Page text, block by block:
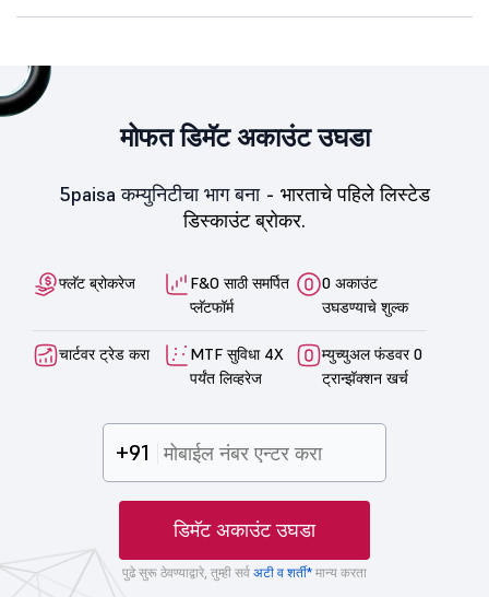
मोफत डिमॅट अकाउंट उघडा
5paisa कम्युनिटीचा भाग बना - भारताचे पहिले लिस्टेड
डिस्काउंट ब्रोकर.
फ्लॅट ब्रोकरेज
F&O साठी समर्पित
प्लॅटफॉर्म
0 अकाउंट
उघडण्याचे शुल्क
चार्टवर ट्रेड करा
MTF सुविधा 4X
पर्यंत लिव्हरेज
म्युच्युअल फंडवर 0
ट्रान्झॅक्शन खर्च
+91
डिमॅट अकाउंट उघडा
पुढे सुरू ठेवण्याद्वारे, तुम्ही सर्व अटी व शर्ती* मान्य करता